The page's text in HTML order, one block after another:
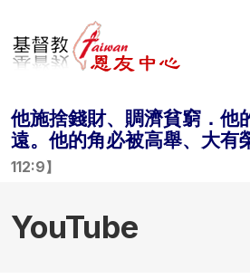
他施捨錢財、賙濟貧窮．他
遠。他的角必被高舉、大有
112:9】
YouTube